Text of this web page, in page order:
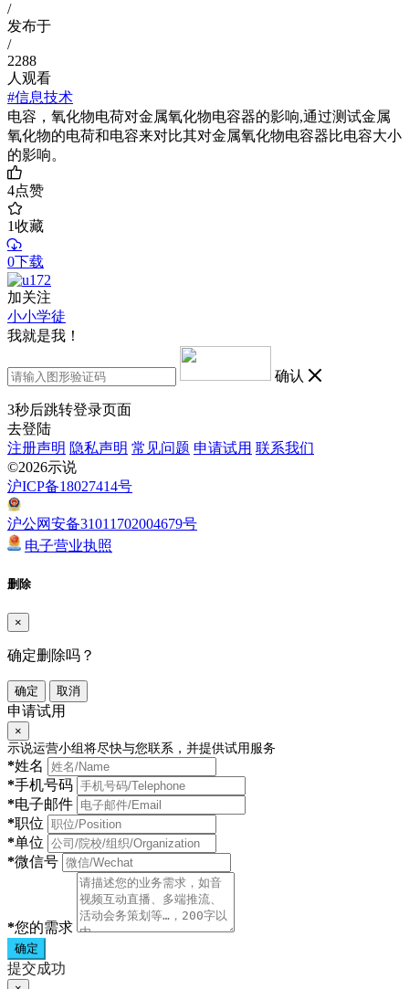
/
发布于
/
2288
人观看
#信息技术
电容，氧化物电荷对金属氧化物电容器的影响,通过测试金属
氧化物的电荷和电容来对比其对金属氧化物电容器比电容大小
的影响。
4点赞
1收藏
0下载
加关注
小小学徒
我就是我！
确认
3秒后跳转登录页面
去登陆
注册声明 隐私声明 常见问题 申请试用 联系我们
©2026示说
沪ICP备18027414号
沪公网安备31011702004679号
电子营业执照
删除
×
确定删除吗？
确定 取消
申请试用
×
示说运营小组将尽快与您联系，并提供试用服务
*姓名
*手机号码
*电子邮件
*职位
*单位
*微信号
*您的需求
确定
提交成功